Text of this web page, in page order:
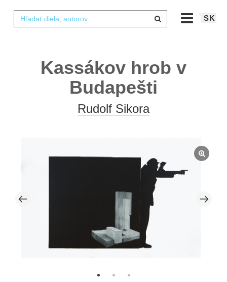
SK
Kassákov hrob v
Budapešti
Rudolf Sikora